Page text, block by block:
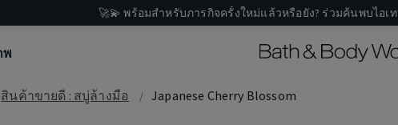
🚀💫 พร้อมสำหรับภารกิจครั้งใหม่แล้วหรือยัง? ร่วมค้นพบไอ
สินค้าขายดี : สบู่ล้างมือ Japanese Cherry Blossom